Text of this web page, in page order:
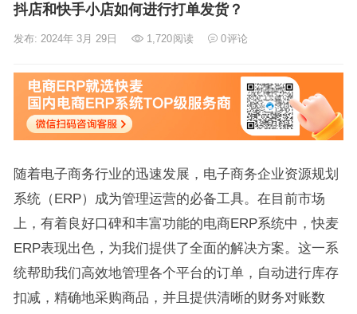
抖店和快手小店如何进行打单发货？
发布: 2024年 3月 29日 1,720阅读 0评论
随着电子商务行业的迅速发展，电子商务企业资源规划
系统（ERP）成为管理运营的必备工具。在目前市场
上，有着良好口碑和丰富功能的电商ERP系统中，快麦
ERP表现出色，为我们提供了全面的解决方案。这一系
统帮助我们高效地管理各个平台的订单，自动进行库存
扣减，精确地采购商品，并且提供清晰的财务对账数